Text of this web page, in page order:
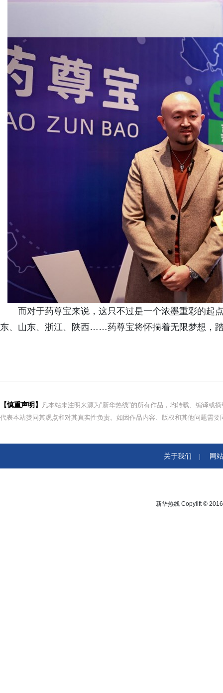
而对于药尊宝来说，这只不过是一个浓墨重彩的起
东、山东、浙江、陕西……药尊宝将怀揣着无限梦想，
【慎重声明】
凡本站未注明来源为"新华热线"的所有作品，均转载、编译或
代表本站赞同其观点和对其真实性负责。如因作品内容、版权和其他问题需
关于我们 网
新华热线 Copylift ©